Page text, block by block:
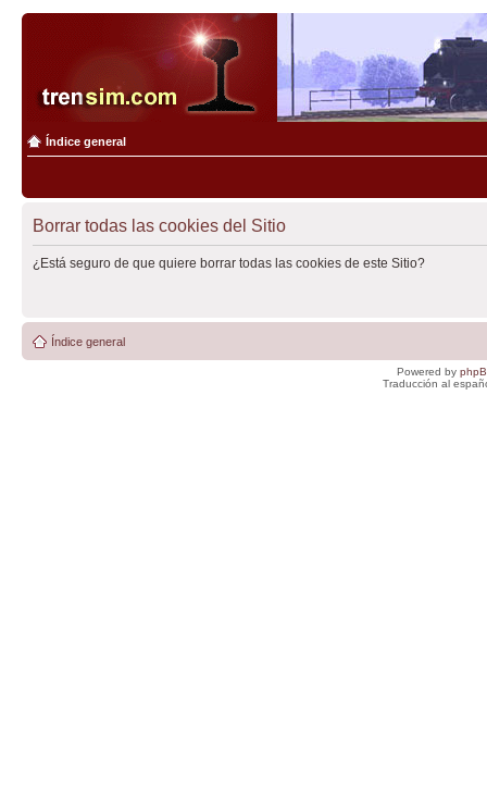
Índice general
Borrar todas las cookies del Sitio
¿Está seguro de que quiere borrar todas las cookies de este Sitio?
Índice general
Powered by
Traducción al